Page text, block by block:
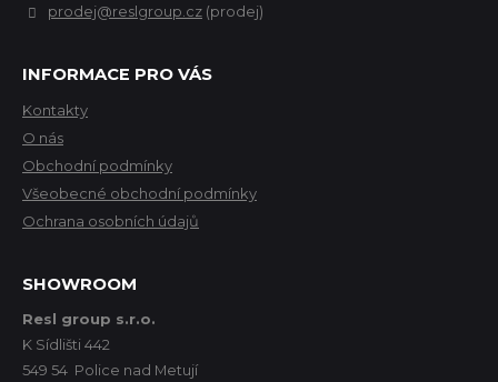
prodej@reslgroup.cz (prodej)
INFORMACE PRO VÁS
Kontakty
O nás
Obchodní podmínky
Všeobecné obchodní podmínky
Ochrana osobních údajů
SHOWROOM
Resl group s.r.o.
K Sídlišti 442
549 54 Police nad Metují